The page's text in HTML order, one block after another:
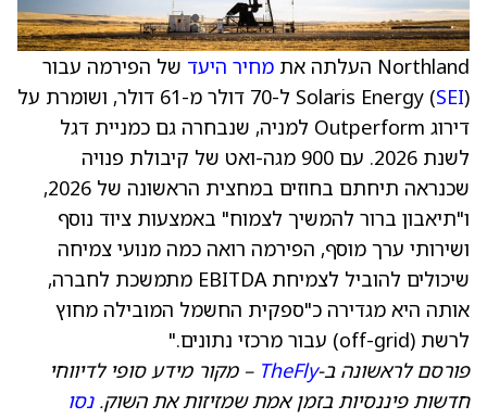
Northland העלתה את מחיר היעד של הפירמה עבור
Solaris Energy (SEI
) ל-70 דולר מ-61 דולר, ושומרת על
דירוג Outperform למניה, שנבחרה גם כמניית דגל
לשנת 2026. עם 900 מגה-ואט של קיבולת פנויה
שכנראה תיחתם בחוזים במחצית הראשונה של 2026,
ו"תיאבון ברור להמשיך לצמוח" באמצעות ציוד נוסף
ושירותי ערך מוסף, הפירמה רואה כמה מנועי צמיחה
שיכולים להוביל לצמיחת EBITDA מתמשכת לחברה,
אותה היא מגדירה כ"ספקית החשמל המובילה מחוץ
לרשת (off-grid) עבור מרכזי נתונים."
פורסם לראשונה ב-TheFly – מקור מידע סופי לדיווחי
חדשות פיננסיות בזמן אמת שמזיזות את השוק.נסו